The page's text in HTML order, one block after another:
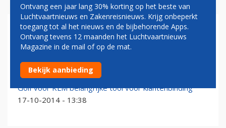
THE DUTCH
KLM Open strikt vier toppers
01-07-2016 - 16:08
Golf voor KLM belangrijke tool voor klantenbinding
17-10-2014 - 13:38
Ontvang een jaar lang 30% korting op het beste van
Luchtvaartnieuws en Zakenreisnieuws. Krijg onbeperkt
toegang tot al het nieuws en de bijbehorende Apps.
Ontvang tevens 12 maanden het Luchtvaartnieuws
Magazine in de mail of op de mat.
Bekijk aanbieding